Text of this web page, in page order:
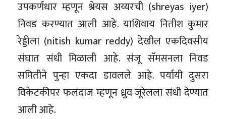
उपकर्णधार म्हणून श्रेयस अय्यरची (shreyas iyer)
निवड करण्यात आली आहे. याशिवाय नितीश कुमार
रेड्डीला (nitish kumar reddy) देखील एकदिवसीय
संघात संधी मिळाली आहे. संजू सॅमसनला निवड
समितीने पुन्हा एकदा डावलले आहे. पर्यायी दुसरा
विकेटकीपर फलंदाज म्हणून ध्रुव जूरेलला संधी देण्यात
आली आहे.